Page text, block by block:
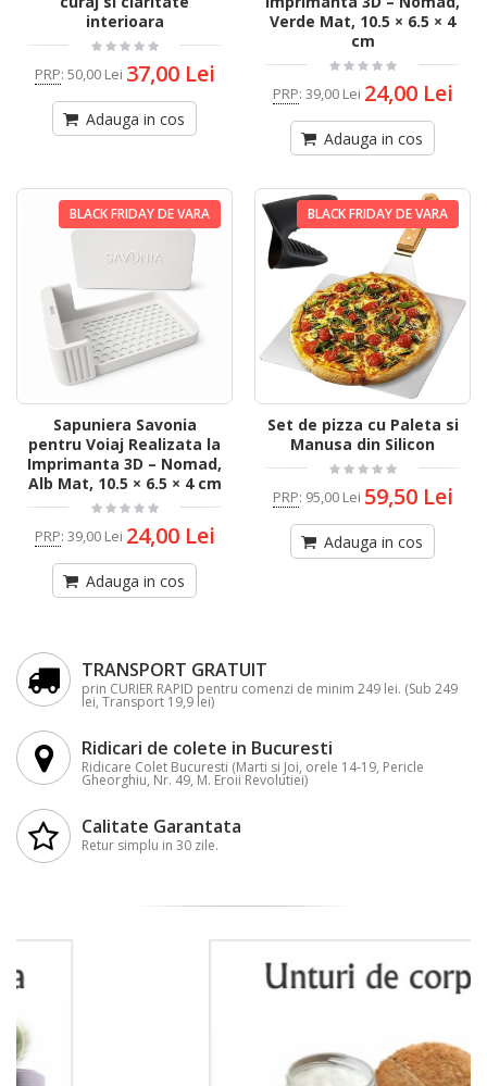
interioara
PRP: 50,00 Lei 37,00 Lei
Adauga in cos
Verde Mat, 10.5 × 6.5 × 4
cm
PRP: 39,00 Lei 24,00 Lei
Adauga in cos
BLACK FRIDAY DE VARA
Sapuniera Savonia
pentru Voiaj Realizata la
Imprimanta 3D – Nomad,
Alb Mat, 10.5 × 6.5 × 4 cm
PRP: 39,00 Lei 24,00 Lei
Adauga in cos
BLACK FRIDAY DE VARA
Set de pizza cu Paleta si
Manusa din Silicon
PRP: 95,00 Lei 59,50 Lei
Adauga in cos
TRANSPORT GRATUIT
prin CURIER RAPID pentru comenzi de minim 249 lei. (Sub 249
lei, Transport 19,9 lei)
Ridicari de colete in Bucuresti
Ridicare Colet Bucuresti (Marti si Joi, orele 14-19, Pericle
Gheorghiu, Nr. 49, M. Eroii Revolutiei)
Calitate Garantata
Retur simplu in 30 zile.